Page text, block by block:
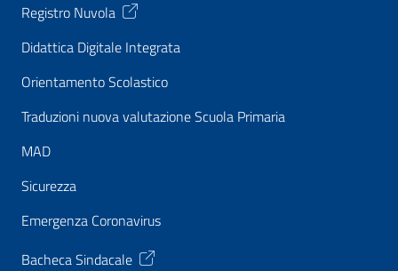
Registro Nuvola
Didattica Digitale Integrata
Orientamento Scolastico
Traduzioni nuova valutazione Scuola Primaria
MAD
Sicurezza
Emergenza Coronavirus
Bacheca Sindacale